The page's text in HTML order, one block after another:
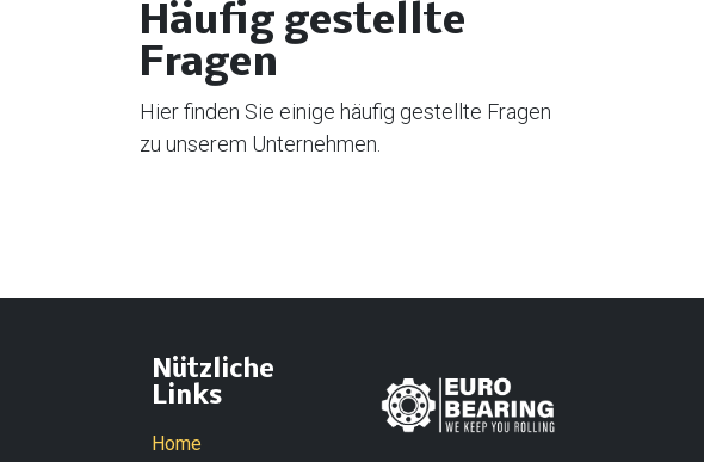
Häufig gestellte
Fragen
Hier finden Sie einige häufig gestellte Fragen
zu unserem Unternehmen.
Nützliche
Links
Home